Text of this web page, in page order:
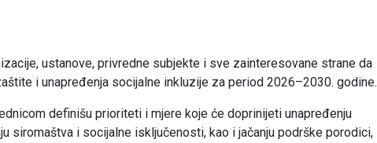
ustanove, privredne subjekte i sve zainteresovane strane da
i unapređenja socijalne inkluzije za period 2026–2030. godine.
definišu prioriteti i mjere koje će doprinijeti unapređenju
siromaštva i socijalne isključenosti, kao i jačanju podrške porodici,